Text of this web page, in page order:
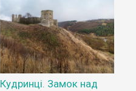
Кудринці. Замок над